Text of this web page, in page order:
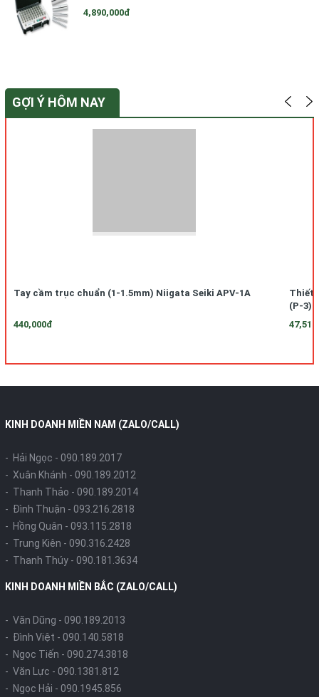
4,890,000đ
GỢI Ý HÔM NAY
Tay cầm trục chuẩn (1-1.5mm) Niigata Seiki APV-1A
440,000đ
Thiết
(P-3)
KINH DOANH MIỀN NAM (ZALO/CALL)
- Hải Ngọc - 090.189.2017
- Xuân Khánh - 090.189.2012
- Thanh Thảo - 090.189.2014
- Đình Thuận - 093.216.2818
- Hồng Quân - 093.115.2818
- Trung Kiên - 090.316.2428
- Thanh Thúy - 090.181.3634
KINH DOANH MIỀN BẮC (ZALO/CALL)
- Văn Dũng - 090.189.2013
- Đình Việt - 090.140.5818
- Ngọc Tiến - 090.274.3818
- Văn Lực - 090.1381.812
- Ngọc Hải - 090.1945.856